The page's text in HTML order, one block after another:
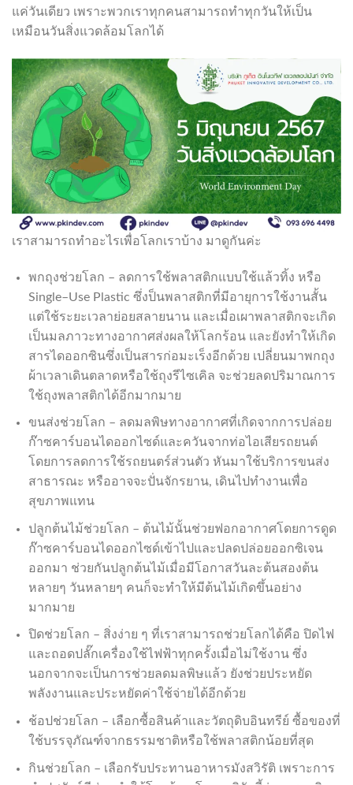
แค่วันเดียว เพราะพวกเราทุกคนสามารถทำทุกวันให้เป็น
เหมือนวันสิ่งแวดล้อมโลกได้
เราสามารถทำอะไรเพื่อโลกเราบ้าง มาดูกันค่ะ
พกถุงช่วยโลก – ลดการใช้พลาสติกแบบใช้แล้วทิ้ง หรือ
Single–Use Plastic ซึ่งป็นพลาสติกที่มีอายุการใช้งานสั้น
แต่ใช้ระยะเวลาย่อยสลายนาน และเมื่อเผาพลาสติกจะเกิด
เป็นมลภาวะทางอากาศส่งผลให้โลกร้อน และยังทำให้เกิด
สารไดออกซินซึ่งเป็นสารก่อมะเร็งอีกด้วย เปลี่ยนมาพกถุง
ผ้าเวลาเดินตลาดหรือใช้ถุงรีไซเคิล จะช่วยลดปริมาณการ
ใช้ถุงพลาสติกได้อีกมากมาย
ขนส่งช่วยโลก – ลดมลพิษทางอากาศที่เกิดจากการปล่อย
ก๊าซคาร์บอนไดออกไซด์และควันจากท่อไอเสียรถยนต์
โดยการลดการใช้รถยนตร์ส่วนตัว หันมาใช้บริการขนส่ง
สาธารณะ หรืออาจจะปั่นจักรยาน, เดินไปทำงานเพื่อ
สุขภาพแทน
ปลูกต้นไม้ช่วยโลก – ต้นไม้นั้นช่วยฟอกอากาศโดยการดูด
ก๊าซคาร์บอนไดออกไซด์เข้าไปและปลดปล่อยออกซิเจน
ออกมา ช่วยกันปลูกต้นไม้เมื่อมีโอกาสวันละต้นสองต้น
หลายๆ วันหลายๆ คนก็จะทำให้มีต้นไม้เกิดขึ้นอย่าง
มากมาย
ปิดช่วยโลก – สิ่งง่าย ๆ ที่เราสามารถช่วยโลกได้คือ ปิดไฟ
และถอดปลั๊กเครื่องใช้ไฟฟ้าทุกครั้งเมื่อไม่ใช้งาน ซึ่ง
นอกจากจะเป็นการช่วยลดมลพิษแล้ว ยังช่วยประหยัด
พลังงานและประหยัดค่าใช้จ่ายได้อีกด้วย
ช้อปช่วยโลก – เลือกซื้อสินค้าและวัตถุดิบอินทรีย์ ซื้อของที่
ใช้บรรจุภัณฑ์จากธรรมชาติหรือใช้พลาสติกน้อยที่สุด
กินช่วยโลก – เลือกรับประทานอาหารมังสวิรัติ เพราะการ